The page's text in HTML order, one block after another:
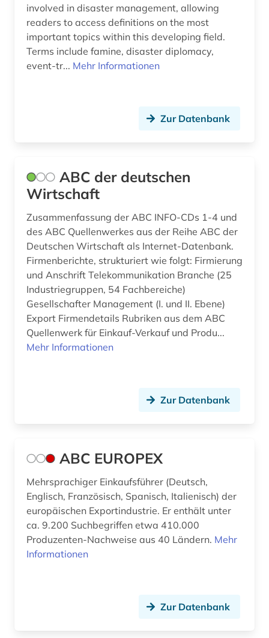
asyl (1)
atomkraft (1)
audiovisuelles material (1)
ausbildungsförderung (1)
ausgabe (1)
ausland (3)
auslandsinvestition (2)
auslandsschulden (3)
auslandsvermögen (1)
auslandsverschuldung (3)
ausländer (1)
australien (1)
automobilwirtschaft (1)
außenhandel (13)
außenhandel mit industriegütern (3)
außenhandelsstatistik (7)
außenpolitik (4)
Monaco (2)
Montenegro (2)
Niederlande (6)
Oesterreich (31)
Osmanisches Reich (1)
Ostasien (5)
Osteuropa (10)
Ostmitteleuropa (4)
Polen (5)
Portugal (3)
Schweden (5)
Schweiz (20)
Serbien (2)
Skandinavien (1)
Slowakei (5)
Suedamerika (9)
involved in disaster management, allowing
readers to access definitions on the most
important topics within this developing field.
Terms include famine, disaster diplomacy,
event-tr... Mehr Informationen
Zur Datenbank
ABC der deutschen
Wirtschaft
Zusammenfassung der ABC INFO-CDs 1-4 und
des ABC Quellenwerkes aus der Reihe ABC der
Deutschen Wirtschaft als Internet-Datenbank.
Firmenberichte, strukturiert wie folgt: Firmierung
und Anschrift Telekommunikation Branche (25
Industriegruppen, 54 Fachbereiche)
Gesellschafter Management (I. und II. Ebene)
Export Firmendetails Rubriken aus dem ABC
Quellenwerk für Einkauf-Verkauf und Produ...
Mehr Informationen
Zur Datenbank
ABC EUROPEX
Mehrsprachiger Einkaufsführer (Deutsch,
Englisch, Französisch, Spanisch, Italienisch) der
europäischen Exportindustrie. Er enthält unter
ca. 9.200 Suchbegriffen etwa 410.000
Produzenten-Nachweise aus 40 Ländern. Mehr
Informationen
Zur Datenbank